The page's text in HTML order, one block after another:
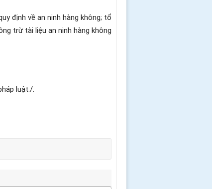
định về an ninh hàng không; tổ
trừ tài liệu an ninh hàng không
luật./.